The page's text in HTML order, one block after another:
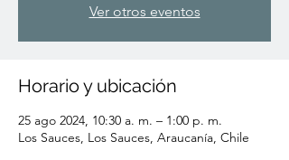
Ver otros eventos
Horario y ubicación
25 ago 2024, 10:30 a. m. – 1:00 p. m.
Los Sauces, Los Sauces, Araucanía, Chile